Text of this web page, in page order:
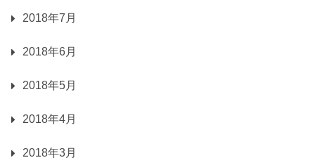
2018年7月
2018年6月
2018年5月
2018年4月
2018年3月